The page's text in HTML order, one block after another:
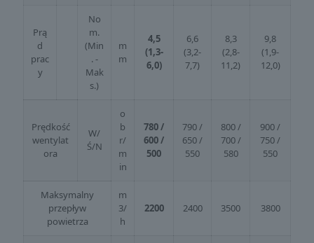
Prą
d
prac
y
No
m.
(Min
. -
Mak
s.)
m
m
4,5
(1,3-
6,0)
6,6
(3,2-
7,7)
8,3
(2,8-
11,2)
9,8
(1,9-
12,0)
Prędkość
wentylat
ora
W/
Ś/N
o
b
r/
m
in
780 /
600 /
500
790 /
650 /
550
800 /
700 /
580
900 /
750 /
550
Maksymalny
przepływ
powietrza
m
3/
h
2200 2400 3500 3800